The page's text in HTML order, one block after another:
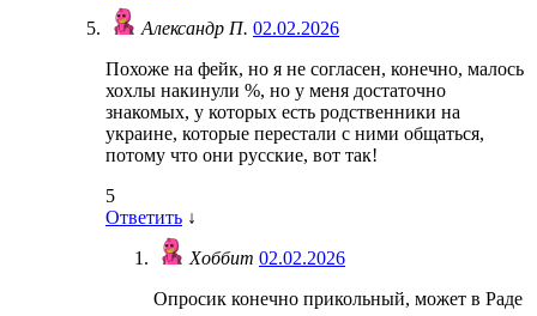
Александр П. 02.02.2026
Похоже на фейк, но я не согласен, конечно, малось
хохлы накинули %, но у меня достаточно
знакомых, у которых есть родственники на
украине, которые перестали с ними общаться,
потому что они русские, вот так!
5
Ответить ↓
Хоббит 02.02.2026
Опросик конечно прикольный, может в Раде